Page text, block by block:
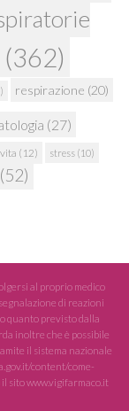
(362)
respirazione (20)
(27)
(12) stress (10)
(52)
al proprio medico
di reazioni
quanto previsto dalla
inoltre che è possibile
il sistema nazionale
content/come-
sito www.vigifarmaco.it